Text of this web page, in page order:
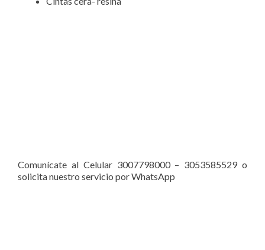
Comunícate al Celular 3007798000 – 3053585529 o
solicita nuestro servicio por WhatsApp